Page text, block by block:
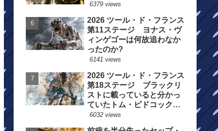
6379 views
2026 ツール・ド・フランス
第11ステージ ヨナス・ヴ
ィンゲゴーは何故追わなか
ったのか?
6141 views
2026 ツール・ド・フランス
第18ステージ ブラックリ
ストに載っていると分かっ
ていたトム・ピドコックは
総合順位死守に
6032 views